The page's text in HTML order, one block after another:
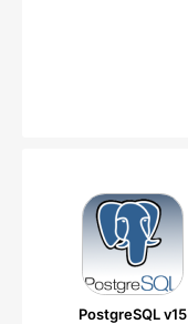
PostgreSQL v15